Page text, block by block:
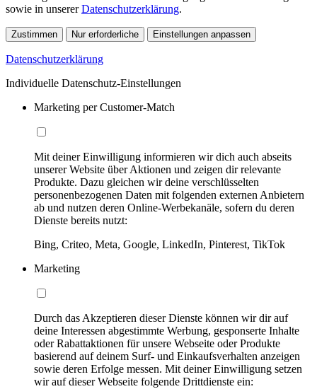
sowie in unsererDatenschutzerklärung.
Zustimmen Nur erforderliche Einstellungen anpassen
Datenschutzerklärung
Individuelle Datenschutz-Einstellungen
Marketing per Customer-Match
Mit deiner Einwilligung informieren wir dich auch abseits
unserer Website über Aktionen und zeigen dir relevante
Produkte. Dazu gleichen wir deine verschlüsselten
personenbezogenen Daten mit folgenden externen Anbietern
ab und nutzen deren Online-Werbekanäle, sofern du deren
Dienste bereits nutzt:
Bing, Criteo, Meta, Google, LinkedIn, Pinterest, TikTok
Marketing
Durch das Akzeptieren dieser Dienste können wir dir auf
deine Interessen abgestimmte Werbung, gesponserte Inhalte
oder Rabattaktionen für unsere Webseite oder Produkte
basierend auf deinem Surf- und Einkaufsverhalten anzeigen
sowie deren Erfolge messen. Mit deiner Einwilligung setzen
wir auf dieser Webseite folgende Drittdienste ein: